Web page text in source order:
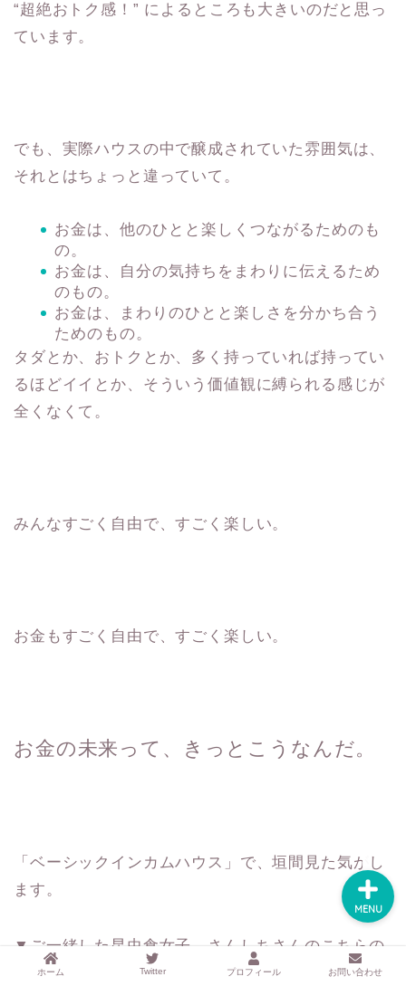
“超絶おトク感！” によるところも大きいのだと思っ
ています。
でも、実際ハウスの中で醸成されていた雰囲気は、
それとはちょっと違っていて。
お金は、他のひとと楽しくつながるためのも
の。
お金は、自分の気持ちをまわりに伝えるため
のもの。
お金は、まわりのひとと楽しさを分かち合う
ためのもの。
タダとか、おトクとか、多く持っていれば持ってい
るほどイイとか、そういう価値観に縛られる感じが
全くなくて。
みんなすごく自由で、すごく楽しい。
お金もすごく自由で、すごく楽しい。
お金の未来って、きっとこうなんだ。
「ベーシックインカムハウス」で、垣間見た気がし
ます。
▼ご一緒した昆虫食女子、さんしちさんのこちらの
記事。
ホーム Twitter プロフィール お問い合わせ
MENU
マ集」を見る